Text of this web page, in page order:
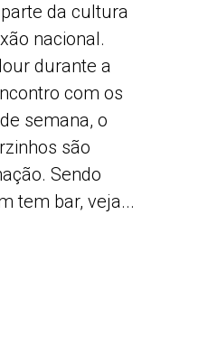
da cultura
nacional.
durante a
com os
semana, o
são
Sendo
tem bar, veja...